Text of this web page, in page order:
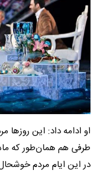
او ادامه داد: این روزها
طرفی هم همان‌طور که
در این ایام مردم